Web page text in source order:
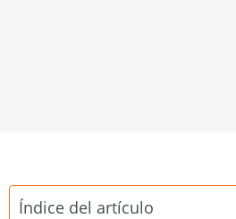
Índice del artículo